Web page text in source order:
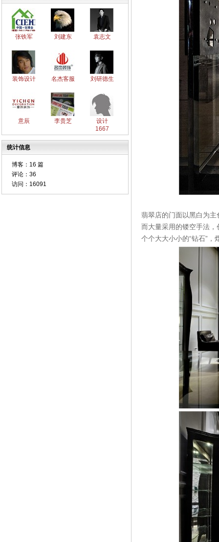
张铁军 刘建东 袁志文
装饰设计 名杰客服 刘研德生
意辰 李贵芝
设计
1667
统计信息
博客： 16 篇
评论： 36
访问： 16091
翡翠店的门面以黑白为
而大量采用的镂空手法
个个大大小小的“钻石”